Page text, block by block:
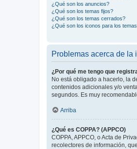
¿Qué son los anuncios?
¿Qué son los temas fijos?
¿Qué son los temas cerrados?
¿Qué son los iconos para los
Problemas acerca de la
¿Por qué me tengo que
No está obligado a hacerlo, la
contenidos adicionales y/o
segundos. Es muy
Arriba
¿Qué es COPPA? (APPCO)
COPPA, APPCO, o Acta de
recolectores de información,